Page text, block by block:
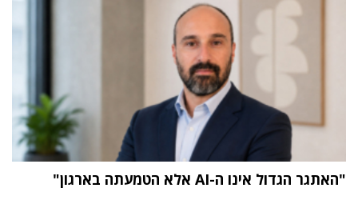
"האתגר הגדול אינו ה-AI אלא הטמעתה בארגון"